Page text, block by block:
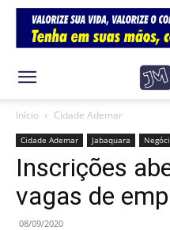
Início Cidade Ademar
Cidade Ademar Jabaquara
Inscrições
vagas de
08/09/2020